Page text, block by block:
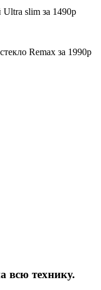
slim за 1490р
Remax за 1990р
всю технику.